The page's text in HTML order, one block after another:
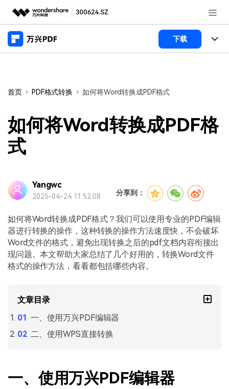
推荐产品
新闻中心
加入我们
下载
桌面端
万兴PDF Mac版
移动端
万兴PDF 安卓版
万兴PDF iOS版
PDF开发工具
万兴PDF SDK
申请试用
功能
PDF新功能
PDF编辑器
PDF转换器
PDF文件压缩
PDF签名
PDF批量工具
PDF提取页面
PDF表格
PDF页面调整
PDF注释
商业合作
学校&教育
经销商招募
帮助中心
用户指南
常见问题
产品信息
更新日志
下载中心
01.热门软件
查看更多 >
登录 立即购买
首页 PDF格式转换 如何将Word转换成PDF格式
如何将Word转换成PDF格
式
Yangwc
2025-04-24 11:52:08 分享到：
如何将Word转换成PDF格式？我们可以使用专业的PDF编辑
器进行转换的操作，这种转换的操作方法速度快，不会破坏
Word文件的格式，避免出现转换之后的pdf文档内容衔接出
现问题。本文帮助大家总结了几个好用的，转换Word文件
格式的操作方法，看看都包括哪些内容。
文章目录
一、使用万兴PDF编辑器
二、使用WPS直接转换
一、使用万兴PDF编辑器